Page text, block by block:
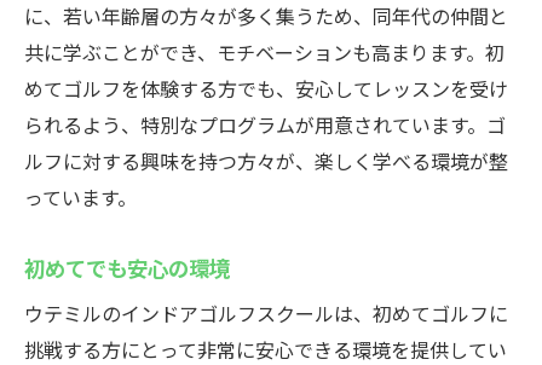
に、若い年齢層の方々が多く集うため、同年代の仲間と
共に学ぶことができ、モチベーションも高まります。初
めてゴルフを体験する方でも、安心してレッスンを受け
られるよう、特別なプログラムが用意されています。ゴ
ルフに対する興味を持つ方々が、楽しく学べる環境が整
っています。
初めてでも安心の環境
ウテミルのインドアゴルフスクールは、初めてゴルフに
挑戦する方にとって非常に安心できる環境を提供してい